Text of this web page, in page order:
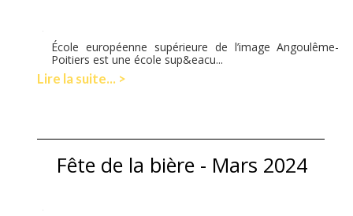
École européenne supérieure de l’image Angoulême-
Poitiers est une école sup&eacu...
Lire la suite... >
Fête de la bière - Mars 2024